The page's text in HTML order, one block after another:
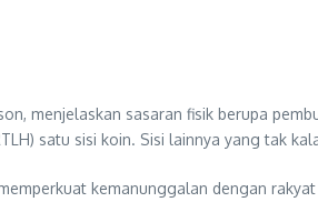
menjelaskan sasaran fisik berupa
satu sisi koin. Sisi lainnya yang tak
kemanunggalan dengan